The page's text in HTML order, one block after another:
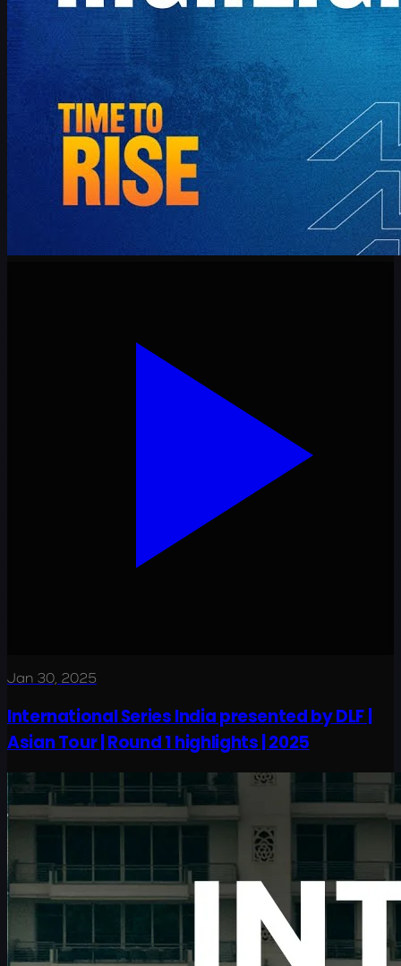
Jan 30, 2025
International Series India presented by DLF |
Asian Tour | Round 1 highlights | 2025